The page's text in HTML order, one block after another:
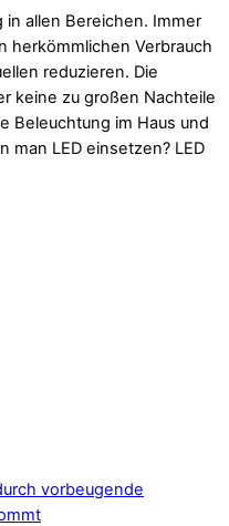
allen Bereichen. Immer
herkömmlichen Verbrauch
reduzieren. Die
keine zu großen Nachteile
Beleuchtung im Haus und
man LED einsetzen? LED
vorbeugende